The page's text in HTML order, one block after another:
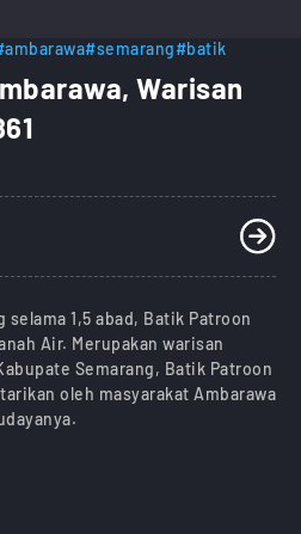
#semarang#batik
Warisan
selama 1,5 abad, Batik Patroon
Air. Merupakan warisan
Semarang, Batik Patroon
oleh masyarakat Ambarawa